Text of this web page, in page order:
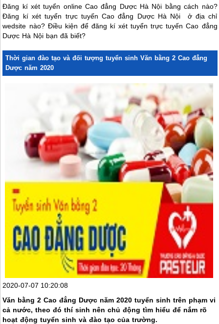
- Giấy khai sinh (02 bản sao có xác nhận của UBND xã phường nơi
cư trú) + 04 ảnh 3x4
- Giấy tờ ưu tiên khác (nếu có)
- 01 phong bì có dán sẵn tem, ghi rõ họ tên, địa chỉ và số điện thoại
thí sinh để Nhà trường liên hệ khi cần.
Địa chỉ học Văn bằng 2 Cao đẳng Dược Hà Nội.
lực ngành Dược uy tín có tay nghề cao. Hiện nay Nhà trường đang
tuyển sinh các lớp Văn bằng 2 Cao đẳng Dược cho những đối
tượng có nhu cầu đăng ký học.
Thí sinh có nguyện vọng nộp hồ sơ đăng ký học Văn bằng 2 về địa
chỉ văn phòng tuyển sinh của Trường Cao đẳng Y Dược Pasteur
Địa chỉ:Số 4 - Trần Phú - Phường Mộ Lao - Quận Hà Đông - Hà
Nội (Cổng Học Viện Y Dược Học Cổ Truyền Việt Nam).
Điện thoại: 02466.55.65.75 – 0989.55.99.63.
Đăng kí xét tuyển online Cao đẳng Dược Hà Nội bằng cách nào?
Đăng kí xét tuyển trực tuyến Cao đẳng Dược Hà Nội ở địa chỉ
wedsite nào? Điều kiện để đăng kí xét tuyển trực tuyến Cao đẳng
Dược Hà Nội bạn đã biết?
Thời gian đào tạo và đối tượng tuyển sinh Văn bằng 2 Cao đẳng
Dược năm 2020
2020-07-07 10:20:08
Văn bằng 2 Cao đẳng Dược năm 2020 tuyển sinh trên phạm vi
cả nước, theo đó thí sinh nên chủ động tìm hiểu để nắm rõ
hoạt động tuyển sinh và đào tạo của trường.